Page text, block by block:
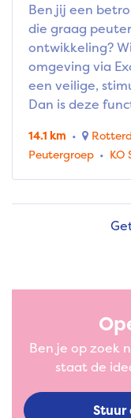
Ben jij een
die graag
ontwikkeling?
omgeving via
een veilige,
Dan is deze
14.1 km
Peutergroep
KO
Ben je op zoek
staat de